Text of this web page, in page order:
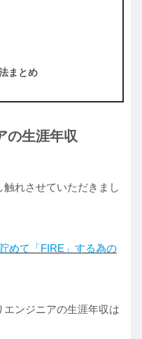
まとめ
の生涯年収
れさせていただきまし
めて「FIRE」する為の
ンジニアの生涯年収は